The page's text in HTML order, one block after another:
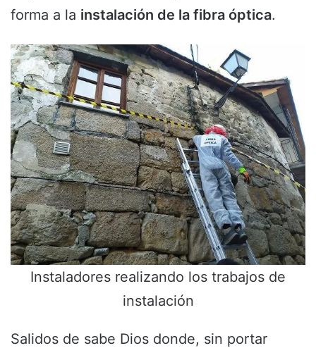
forma a la instalación de la fibra óptica.
Instaladores realizando los trabajos de
instalación
Salidos de sabe Dios donde, sin portar